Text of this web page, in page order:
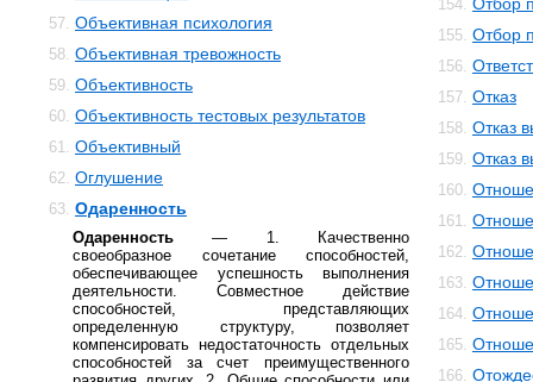
57. Объективная психология
58. Объективная тревожность
59. Объективность
60. Объективность тестовых результатов
61. Объективный
62. Оглушение
63. Одаренность
Одаренность — 1. Качественно
своеобразное сочетание способностей,
обеспечивающее успешность выполнения
деятельности. Совместное действие
способностей, представляющих
определенную структуру, позволяет
компенсировать недостаточность отдельных
способностей за счет преимущественного
154.
155. Отбор
156.
157. Отказ
158. Отказ
159. Отказ
160.
161.
162.
163.
164.
165.
166.